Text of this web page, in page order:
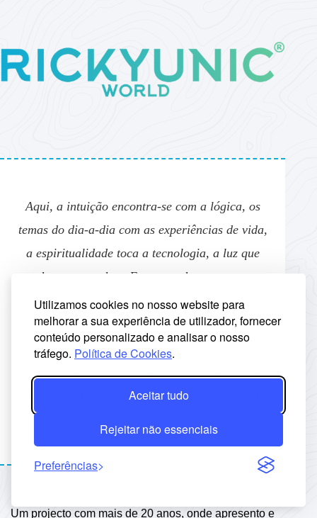
Utilizamos cookies no nosso website para
melhorar a sua experiência de utilizador, fornecer
conteúdo personalizado e analisar o nosso
tráfego. Política de Cookies.
Aceitar tudo
Rejeitar não essenciais
Preferências
Aqui, a intuição encontra-se com a lógica, os
temas do dia-a-dia com as experiências de vida,
a espiritualidade toca a tecnologia, a luz que
abraça a sombra. Escrevo sobre o que me
inquieta, o que me inspira e, talvez, sobre o que
também te pode tocar. Porque este blog é feito de
mundos, caminhos e realidades que se cruzam,
Uns textos são mais íntimos, outros mais úteis.
Um projecto com mais de 20 anos, onde apresento e